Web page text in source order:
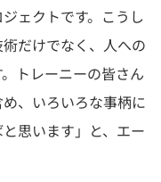
ェクトです。こうし
だけでなく、人への
トレーニーの皆さん
、いろいろな事柄に
思います」と、エー